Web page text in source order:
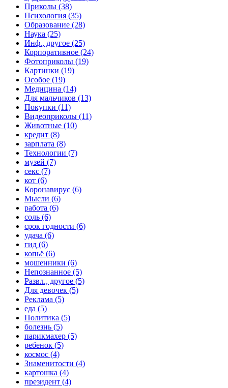
Приколы (38)
Психология (35)
Образование (28)
Наука (25)
Инф., другое (25)
Корпоративное (24)
Фотоприколы (19)
Картинки (19)
Особое (19)
Медицина (14)
Для мальчиков (13)
Покупки (11)
Видеоприколы (11)
Животные (10)
кредит (8)
зарплата (8)
Технологии (7)
музей (7)
секс (7)
кот (6)
Коронавирус (6)
Мысли (6)
работа (6)
соль (6)
срок годности (6)
удача (6)
гид (6)
копьё (6)
мошенники (6)
Непознанное (5)
Развл., другое (5)
Для девочек (5)
Реклама (5)
еда (5)
Политика (5)
болезнь (5)
парикмахер (5)
ребенок (5)
космос (4)
Знаменитости (4)
картошка (4)
президент (4)